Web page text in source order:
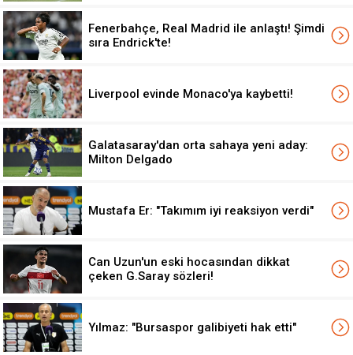
Fenerbahçe, Real Madrid ile anlaştı! Şimdi
sıra Endrick'te!
Liverpool evinde Monaco'ya kaybetti!
Galatasaray'dan orta sahaya yeni aday:
Milton Delgado
Mustafa Er: "Takımım iyi reaksiyon verdi"
Can Uzun'un eski hocasından dikkat
çeken G.Saray sözleri!
Yılmaz: "Bursaspor galibiyeti hak etti"